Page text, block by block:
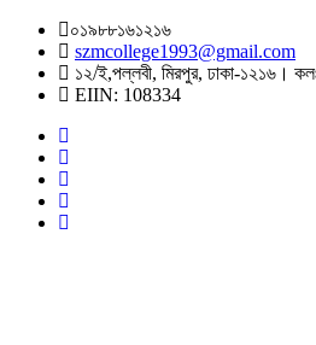
০১৯৮৮১৬১২১৬
szmcollege1993@gmail.com
১২/ই,পল্লবী, মিরপুর, ঢাকা-১২১৬।
EIIN: 108334